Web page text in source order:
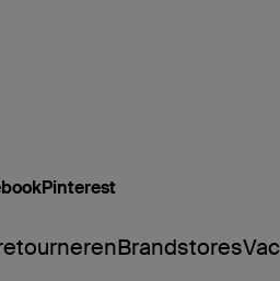
Brandstores
Pinterest